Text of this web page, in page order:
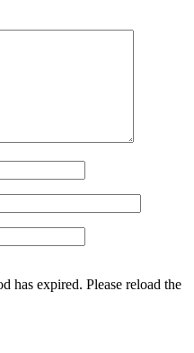
has expired. Please reload the